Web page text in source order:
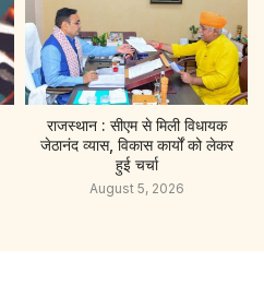
राजस्थान : सीएम से मिली विधायक
जेठानंद व्यास, विकास कार्यों को लेकर
हुई चर्चा
August 5, 2026